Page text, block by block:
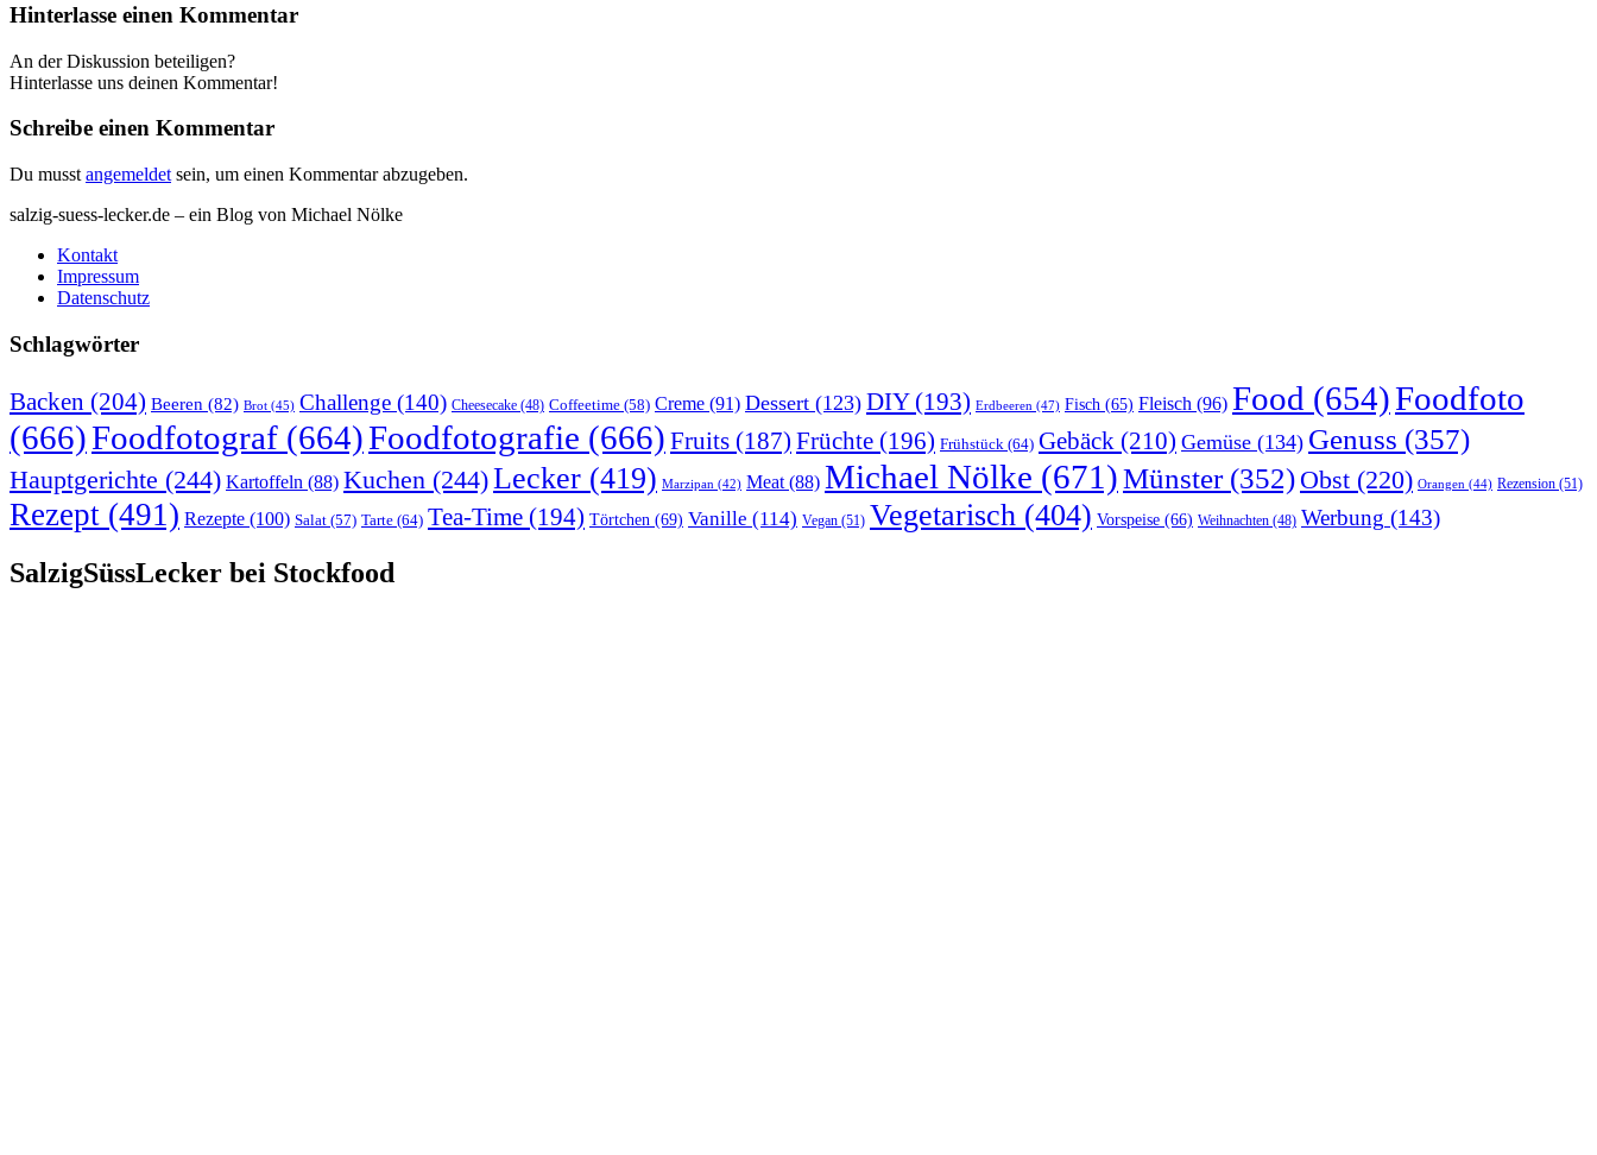
Hinterlasse einen Kommentar
An der Diskussion beteiligen?
Hinterlasse uns deinen Kommentar!
Schreibe einen Kommentar
Du musst angemeldet sein, um einen Kommentar abzugeben.
salzig-suess-lecker.de – ein Blog von Michael Nölke
Kontakt
Impressum
Datenschutz
Schlagwörter
Backen (204) Beeren (82) Brot (45) Challenge (140) Cheesecake (48) Coffeetime (58) Creme (91) Dessert (123) DIY(193) Erdbeeren (47) Fisch (65) Fleisch (96) Food (654)Foodfoto
(666)Foodfotograf (664)Foodfotografie (666) Fruits (187) Früchte (196) Frühstück (64) Gebäck (210) Gemüse (134) Genuss (357)
Hauptgerichte (244) Kartoffeln (88) Kuchen (244)Lecker (419) Marzipan (42) Meat(88) Michael Nölke (671)Münster(352) Obst (220) Orangen (44) Rezension (51)
Rezept (491) Rezepte (100) Salat (57) Tarte (64) Tea-Time (194) Törtchen (69) Vanille (114) Vegan (51) Vegetarisch (404) Vorspeise (66) Weihnachten (48) Werbung (143)
SalzigSüssLecker bei Stockfood